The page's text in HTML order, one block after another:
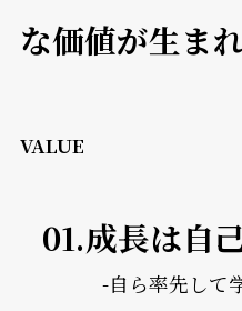
な価値が生ま
VALUE
01.成長は自
-自ら率先して学